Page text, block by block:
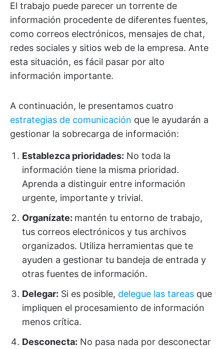
El trabajo puede parecer un torrente de
información procedente de diferentes fuentes,
como correos electrónicos, mensajes de chat,
redes sociales y sitios web de la empresa. Ante
esta situación, es fácil pasar por alto
información importante.
A continuación, le presentamos cuatro
estrategias de comunicación que le ayudarán a
gestionar la sobrecarga de información:
Establezca prioridades: No toda la
información tiene la misma prioridad.
Aprenda a distinguir entre información
urgente, importante y trivial.
Organízate: mantén tu entorno de trabajo,
tus correos electrónicos y tus archivos
organizados. Utiliza herramientas que te
ayuden a gestionar tu bandeja de entrada y
otras fuentes de información.
Delegar: Si es posible, delegue las tareas que
impliquen el procesamiento de información
menos crítica.
Desconecta: No pasa nada por desconectar